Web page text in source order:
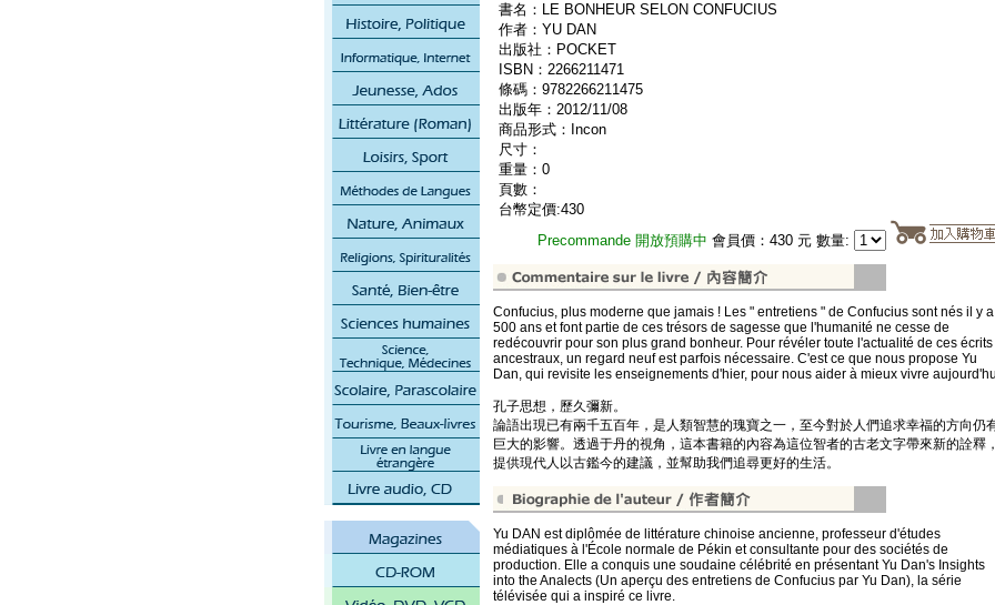
書名：LE BONHEUR SELON CONFUCIUS
作者：YU DAN
出版社：POCKET
ISBN：2266211471
條碼：9782266211475
出版年：2012/11/08
商品形式：Incon
尺寸：
重量：0
頁數：
台幣定價:430
Precommande 開放預購中 會員價：430 元 數量:
Confucius, plus moderne que jamais ! Les " entretiens " de Confucius sont nés il y
500 ans et font partie de ces trésors de sagesse que l'humanité ne cesse de
redécouvrir pour son plus grand bonheur. Pour révéler toute l'actualité de ces écrits
ancestraux, un regard neuf est parfois nécessaire. C'est ce que nous propose Yu
Dan, qui revisite les enseignements d'hier, pour nous aider à mieux vivre
孔子思想，歷久彌新。
論語出現已有兩千五百年，是人類智慧的瑰寶之一，至今對於人們追求幸福的方向仍
巨大的影響。透過于丹的視角，這本書籍的內容為這位智者的古老文字帶來新的詮釋
提供現代人以古鑑今的建議，並幫助我們追尋更好的生活。
Yu DAN est diplômée de littérature chinoise ancienne, professeur d'études
médiatiques à l'École normale de Pékin et consultante pour des sociétés de
production. Elle a conquis une soudaine célébrité en présentant Yu Dan's Insights
into the Analects (Un aperçu des entretiens de Confucius par Yu Dan), la série
télévisée qui a inspiré ce livre.